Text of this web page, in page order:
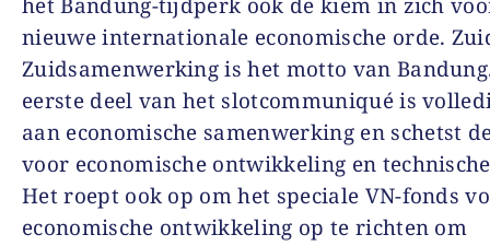
nieuwe internationale economische orde.
Zuidsamenwerking is het motto van
eerste deel van het slotcommuniqué is
aan economische samenwerking en schetst
voor economische ontwikkeling en
Het roept ook op om het speciale VN-fonds
economische ontwikkeling op te richten om